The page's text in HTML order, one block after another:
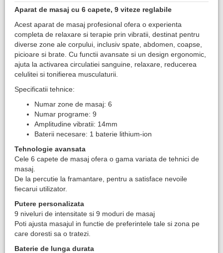
Aparat de masaj cu 6 capete, 9 viteze reglabile
Acest aparat de masaj profesional ofera o experienta
completa de relaxare si terapie prin vibratii, destinat pentru
diverse zone ale corpului, inclusiv spate, abdomen, coapse,
picioare si brate. Cu functii avansate si un design ergonomic,
ajuta la activarea circulatiei sanguine, relaxare, reducerea
celulitei si tonifierea musculaturii.
Specificatii tehnice:
Numar zone de masaj: 6
Numar programe: 9
Amplitudine vibratii: 14mm
Baterii necesare: 1 baterie lithium-ion
Tehnologie avansata
Cele 6 capete de masaj ofera o gama variata de tehnici de
masaj.
De la percutie la framantare, pentru a satisface nevoile
fiecarui utilizator.
Putere personalizata
9 niveluri de intensitate si 9 moduri de masaj
Poti ajusta masajul in functie de preferintele tale si zona pe
care doresti sa o tratezi.
Baterie de lunga durata